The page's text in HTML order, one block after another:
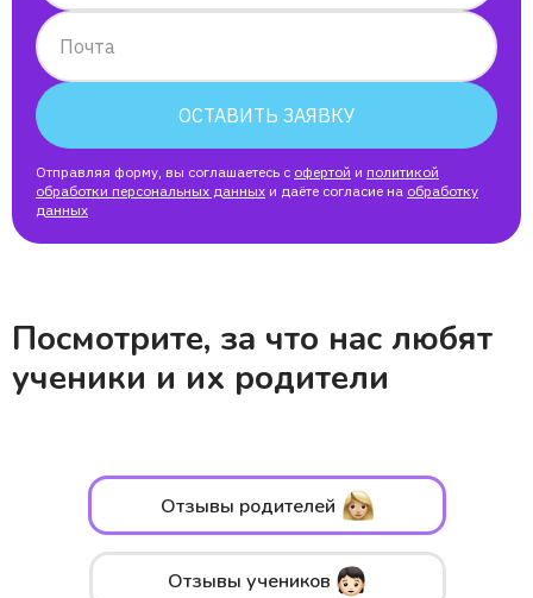
Почта
ОСТАВИТЬ ЗАЯВКУ
Отправляя форму, вы соглашаетесь с офертой и политикой
обработки персональных данных и даёте согласие на обработку
данных
Посмотрите, за что нас любят
ученики и их родители